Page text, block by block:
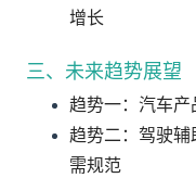
增长
三、未来趋势展望
趋势一：汽车
趋势二：驾驶
需规范